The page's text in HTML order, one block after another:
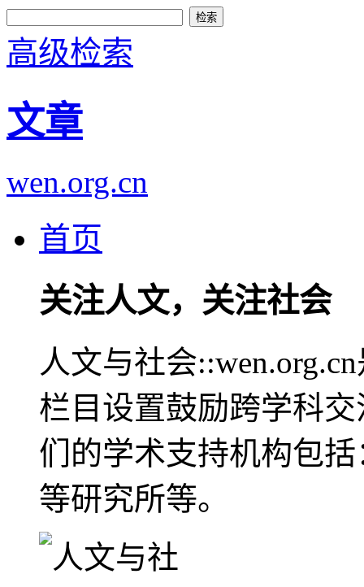
高级检索
文章
wen.org.cn
首页
关注人文，关注社会
人文与社会
栏目设置鼓励跨学科
们的学术支持机构包
等研究所等。